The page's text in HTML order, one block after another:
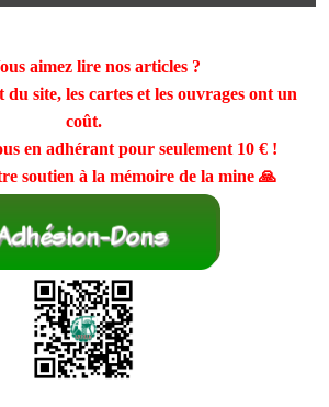
aimez lire nos articles ?
du site, les cartes et les ouvrages ont un
coût.
en adhérant pour seulement 10 €!
soutien à la mémoire de la mine 🙏